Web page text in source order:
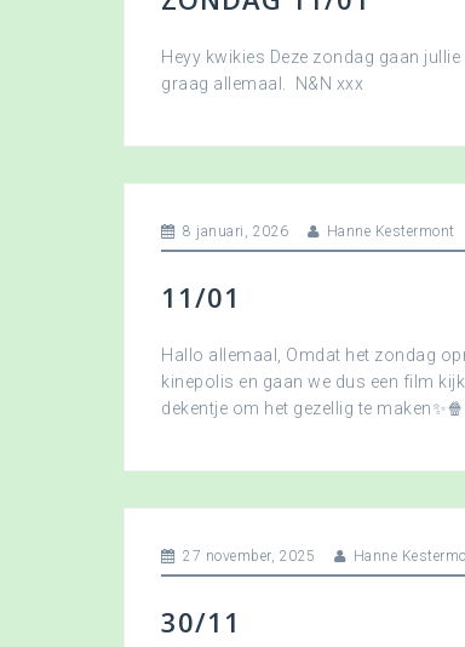
Heyy kwikies Deze zondag gaan
graag allemaal. N&N xxx
8 januari, 2026 Hanne Kestermont
11/01
Hallo allemaal, Omdat het zondag
kinepolis en gaan we dus een film
dekentje om het gezellig te
27 november, 2025 Hanne
30/11